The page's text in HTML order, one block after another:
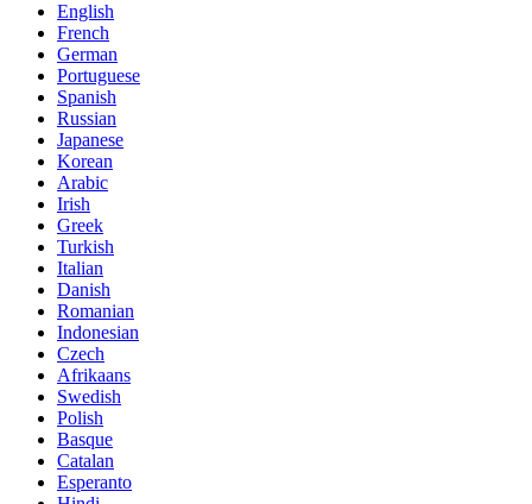
English
French
German
Portuguese
Spanish
Russian
Japanese
Korean
Arabic
Irish
Greek
Turkish
Italian
Danish
Romanian
Indonesian
Czech
Afrikaans
Swedish
Polish
Basque
Catalan
Esperanto